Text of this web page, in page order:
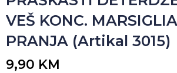
VEŠ KONC.
PRANJA (Artikal 3015)
9,90 KM